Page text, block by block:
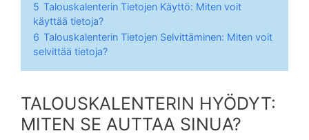
5 Talouskalenterin Tietojen Käyttö: Miten voit
käyttää tietoja?
6 Talouskalenterin Tietojen Selvittäminen: Miten voit
selvittää tietoja?
TALOUSKALENTERIN HYÖDYT:
MITEN SE AUTTAA SINUA?